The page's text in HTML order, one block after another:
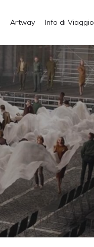
Artway Info di Viaggio